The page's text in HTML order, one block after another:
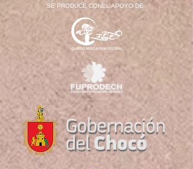
SE PRODUCE CONEL APOYO DE :